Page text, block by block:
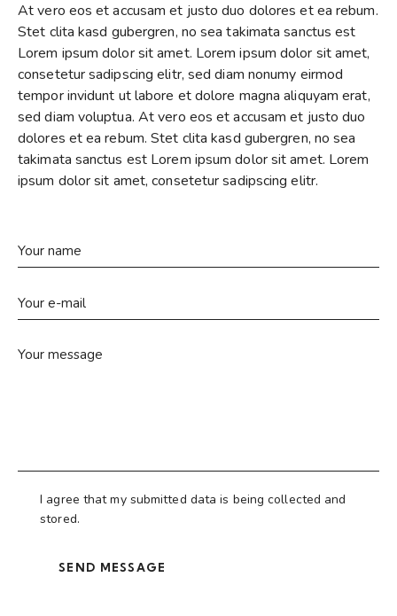
At vero eos et accusam et justo duo dolores et ea rebum.
Stet clita kasd gubergren, no sea takimata sanctus est
Lorem ipsum dolor sit amet. Lorem ipsum dolor sit amet,
consetetur sadipscing elitr, sed diam nonumy eirmod
tempor invidunt ut labore et dolore magna aliquyam erat,
sed diam voluptua. At vero eos et accusam et justo duo
dolores et ea rebum. Stet clita kasd gubergren, no sea
takimata sanctus est Lorem ipsum dolor sit amet. Lorem
ipsum dolor sit amet, consetetur sadipscing elitr.
I agree that my submitted data is being collected and
stored.
SEND MESSAGE